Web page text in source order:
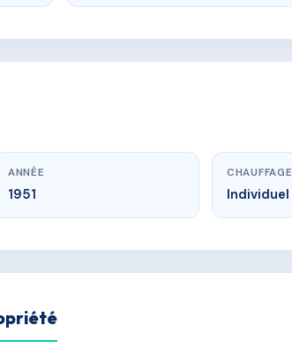
ANNÉE
1951
CHAUFFAGE
Individuel